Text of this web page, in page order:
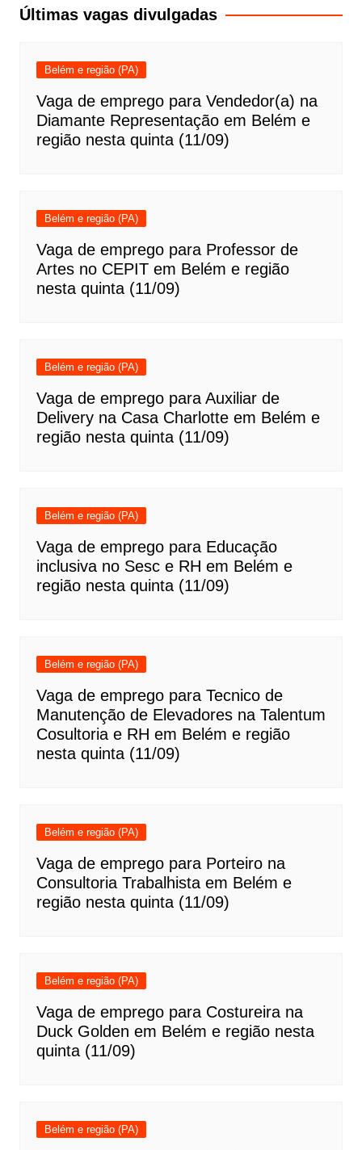
Post
Últimas vagas divulgadas
Belém e região (PA)
Vaga de emprego para Vendedor(a) na
Diamante Representação em Belém e
região nesta quinta (11/09)
Belém e região (PA)
Vaga de emprego para Professor de
Artes no CEPIT em Belém e região
nesta quinta (11/09)
Belém e região (PA)
Vaga de emprego para Auxiliar de
Delivery na Casa Charlotte em Belém e
região nesta quinta (11/09)
Belém e região (PA)
Vaga de emprego para Educação
inclusiva no Sesc e RH em Belém e
região nesta quinta (11/09)
Belém e região (PA)
Vaga de emprego para Tecnico de
Manutenção de Elevadores na Talentum
Cosultoria e RH em Belém e região
nesta quinta (11/09)
Belém e região (PA)
Vaga de emprego para Porteiro na
Consultoria Trabalhista em Belém e
região nesta quinta (11/09)
Belém e região (PA)
Vaga de emprego para Costureira na
Duck Golden em Belém e região nesta
quinta (11/09)
Belém e região (PA)